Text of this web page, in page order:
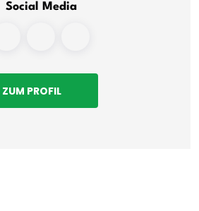
Social Media
ZUM PROFIL